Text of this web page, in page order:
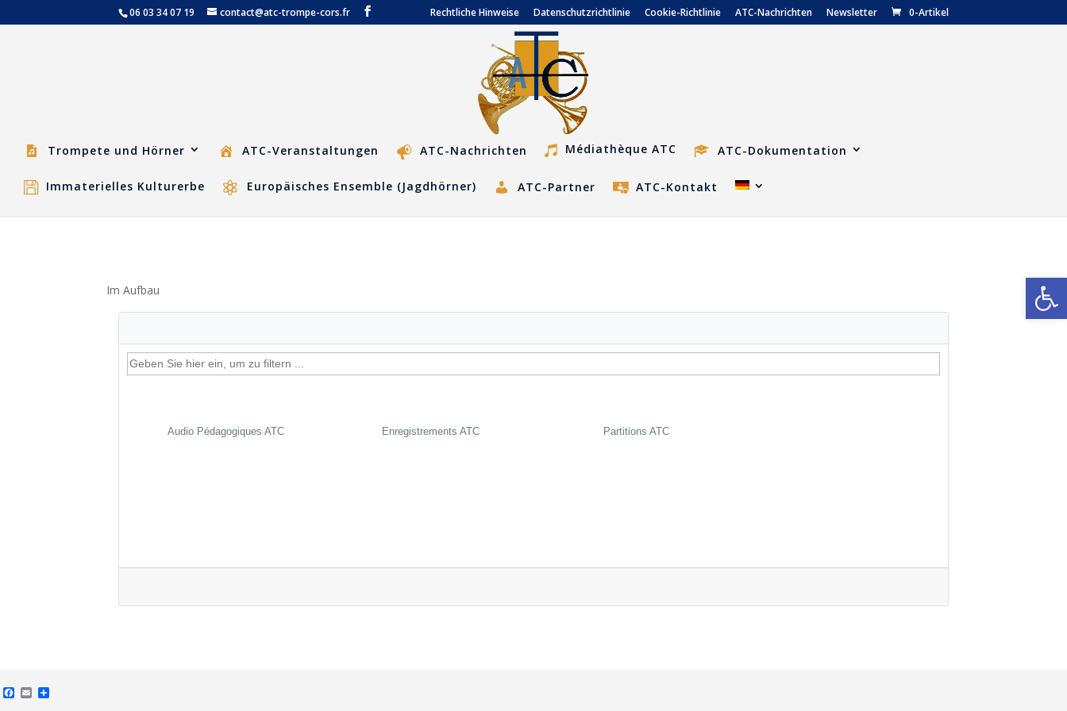
06 03 34 07 19 contact@atc-trompe-cors.fr Rechtliche Hinweise Datenschutzrichtlinie Cookie-Richtlinie ATC-Nachrichten Newsletter 0-Artikel
Trompete und Hörner ATC-Veranstaltungen ATC-Nachrichten Médiathèque ATC ATC-Dokumentation
Immaterielles Kulturerbe Europäisches Ensemble (Jagdhörner) ATC-Partner ATC-Kontakt
Im Aufbau
Audio Pédagogiques ATC Enregistrements ATC Partitions ATC
Facebook
Email